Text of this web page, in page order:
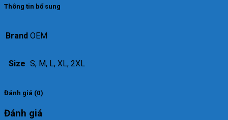
Thông tin bổ sung
Brand OEM
Size S, M, L, XL, 2XL
Đánh giá (0)
Đánh giá